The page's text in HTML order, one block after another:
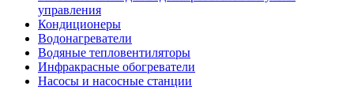
управления
Кондиционеры
Водонагреватели
Водяные тепловентиляторы
Инфракрасные обогреватели
Насосы и насосные станции